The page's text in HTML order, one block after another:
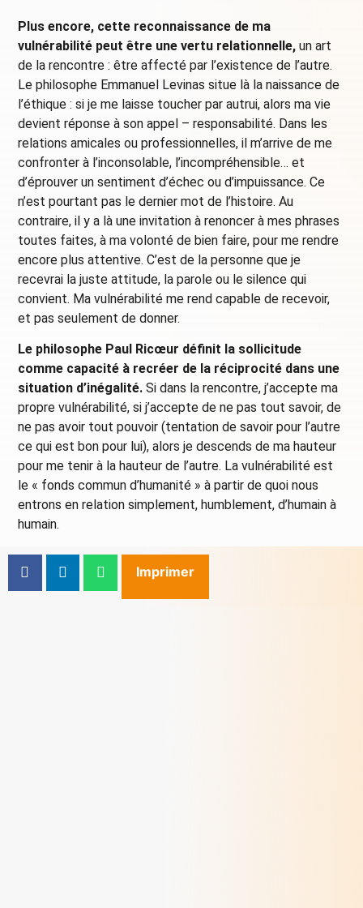
Plus encore, cette reconnaissance de ma
vulnérabilité peut être une vertu relationnelle, un art
de la rencontre : être affecté par l’existence de l’autre.
Le philosophe Emmanuel Levinas situe là la naissance de
l’éthique : si je me laisse toucher par autrui, alors ma vie
devient réponse à son appel – responsabilité. Dans les
relations amicales ou professionnelles, il m’arrive de me
confronter à l’inconsolable, l’incompréhensible… et
d’éprouver un sentiment d’échec ou d’impuissance. Ce
n’est pourtant pas le dernier mot de l’histoire. Au
contraire, il y a là une invitation à renoncer à mes phrases
toutes faites, à ma volonté de bien faire, pour me rendre
encore plus attentive. C’est de la personne que je
recevrai la juste attitude, la parole ou le silence qui
convient. Ma vulnérabilité me rend capable de recevoir,
et pas seulement de donner.
Le philosophe Paul Ricœur définit la sollicitude
comme capacité à recréer de la réciprocité dans une
situation d’inégalité. Si dans la rencontre, j’accepte ma
propre vulnérabilité, si j’accepte de ne pas tout savoir, de
ne pas avoir tout pouvoir (tentation de savoir pour l’autre
ce qui est bon pour lui), alors je descends de ma hauteur
pour me tenir à la hauteur de l’autre. La vulnérabilité est
le « fonds commun d’humanité » à partir de quoi nous
entrons en relation simplement, humblement, d’humain à
humain.
Imprimer